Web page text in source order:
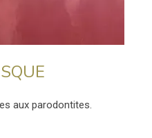
aux parodontites.